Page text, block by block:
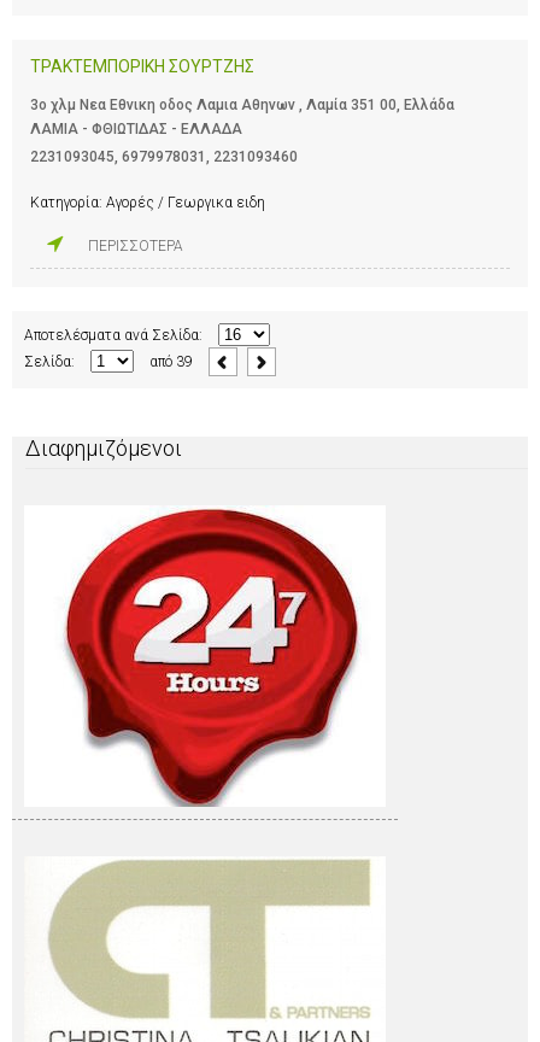
ΤΡΑΚΤΕΜΠΟΡΙΚΗ ΣΟΥΡΤΖΗΣ
3ο χλμ Νεα Εθνικη οδος Λαμια Αθηνων , Λαμία 351 00, Ελλάδα
ΛΑΜΙΑ - ΦΘΙΩΤΙΔΑΣ - ΕΛΛΑΔΑ
2231093045 6979978031 2231093460
Κατηγορία: Αγορές / Γεωργικα ειδη
ΠΕΡΙΣΣΟΤΕΡΑ
Αποτελέσματα ανά Σελίδα:
Σελίδα:
από 39
Διαφημιζόμενοι